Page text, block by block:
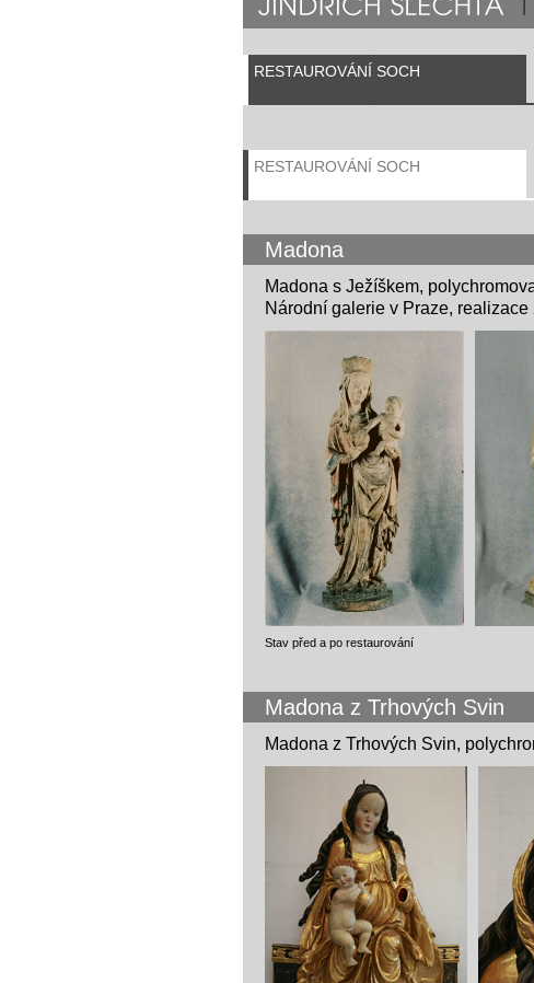
RESTAUROVÁNÍ SOCH
RESTAUROVÁNÍ SOCH
Madona
Madona s Ježíškem,
Národní galerie v Praze, realizace
Stav před a po restaurování
Madona z Trhových Svin
Madona z Trhových Svin,